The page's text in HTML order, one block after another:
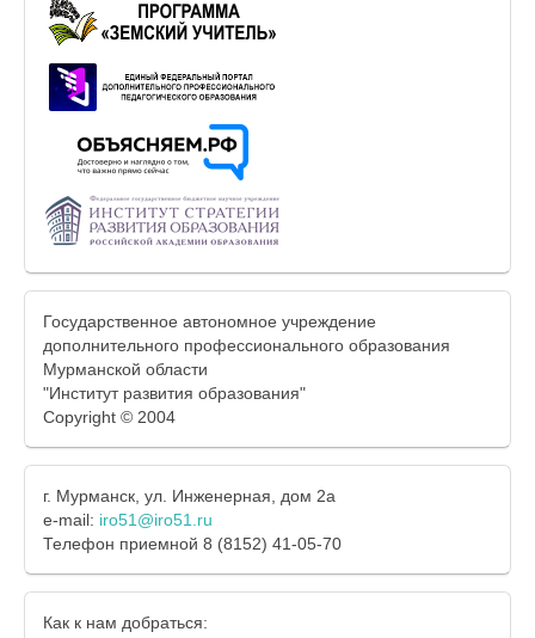
Государственное автономное учреждение
дополнительного профессионального образования
Мурманской области
"Институт развития образования"
Copyright © 2004
г. Мурманск, ул. Инженерная, дом 2а
e-mail: iro51@iro51.ru
Телефон приемной 8 (8152) 41-05-70
Как к нам добраться: